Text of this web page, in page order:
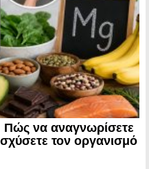
να αναγνωρίσετε
τον οργανισμό